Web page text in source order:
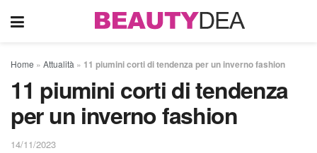
Home » Attualità » 11 piumini corti di tendenza per un inverno fashion
11 piumini corti di tendenza
per un inverno fashion
14/11/2023